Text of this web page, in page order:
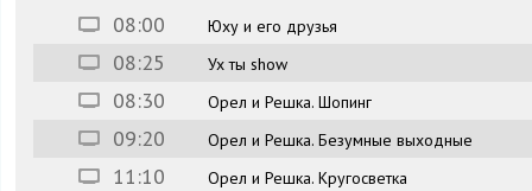
08:00 Юху и его друзья
08:25 Ух ты show
08:30 Орел и Решка. Шопинг
09:20 Орел и Решка. Безумные выходные
11:10 Орел и Решка. Кругосветка